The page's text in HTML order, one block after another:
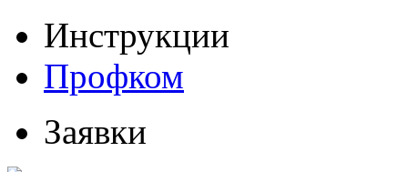
Инструкции
Профком
Заявки